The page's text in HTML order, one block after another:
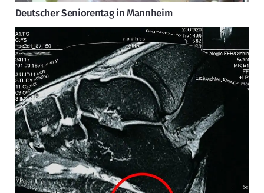
Deutscher Seniorentag in Mannheim